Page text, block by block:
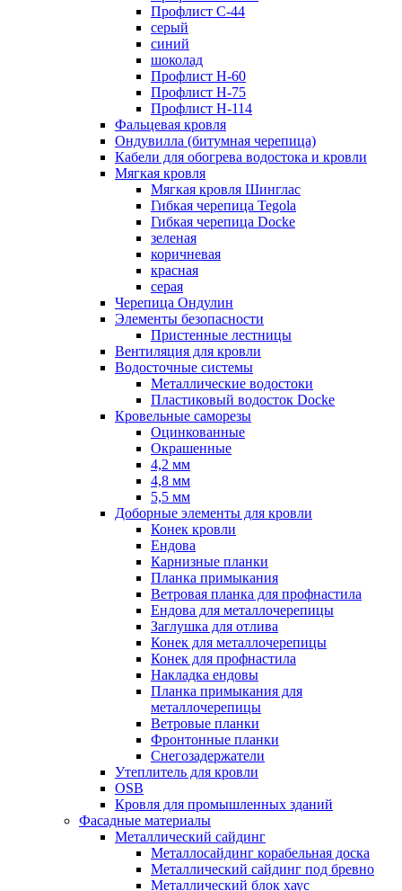
Профлист С-44
серый
синий
шоколад
Профлист Н-60
Профлист Н-75
Профлист H-114
Фальцевая кровля
Ондувилла (битумная черепица)
Кабели для обогрева водостока и кровли
Мягкая кровля
Мягкая кровля Шинглас
Гибкая черепица Tegola
Гибкая черепица Docke
зеленая
коричневая
красная
серая
Черепица Ондулин
Элементы безопасности
Пристенные лестницы
Вентиляция для кровли
Водосточные системы
Металлические водостоки
Пластиковый водосток Docke
Кровельные саморезы
Оцинкованные
Окрашенные
4,2 мм
4,8 мм
5,5 мм
Доборные элементы для кровли
Конек кровли
Ендова
Карнизные планки
Планка примыкания
Ветровая планка для профнастила
Ендова для металлочерепицы
Заглушка для отлива
Конек для металлочерепицы
Конек для профнастила
Накладка ендовы
Планка примыкания для
металлочерепицы
Ветровые планки
Фронтонные планки
Снегозадержатели
Утеплитель для кровли
OSB
Кровля для промышленных зданий
Фасадные материалы
Металлический сайдинг
Металлосайдинг корабельная доска
Металлический сайдинг под бревно
Металлический блок хаус